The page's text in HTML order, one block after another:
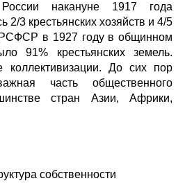
накануне 1917 года
3 крестьянских хозяйств и 4/5
в 1927 году в общинном
91% крестьянских земель.
коллективизации. До сих пор
часть общественного
стран Азии, Африки,
собственности